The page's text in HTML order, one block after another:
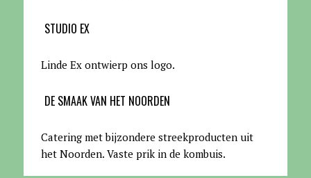
STUDIO EX
Linde Ex ontwierp ons logo.
DE SMAAK VAN HET NOORDEN
Catering met bijzondere streekproducten uit
het Noorden. Vaste prik in de kombuis.